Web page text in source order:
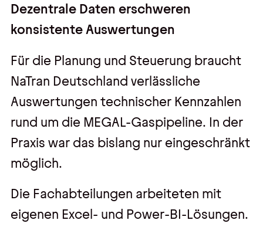
Dezentrale Daten erschweren
konsistente Auswertungen
Für die Planung und Steuerung braucht
NaTran Deutschland verlässliche
Auswertungen technischer Kennzahlen
rund um die MEGAL-Gaspipeline. In der
Praxis war das bislang nur eingeschränkt
möglich.
Die Fachabteilungen arbeiteten mit
eigenen Excel- und Power-BI-Lösungen.